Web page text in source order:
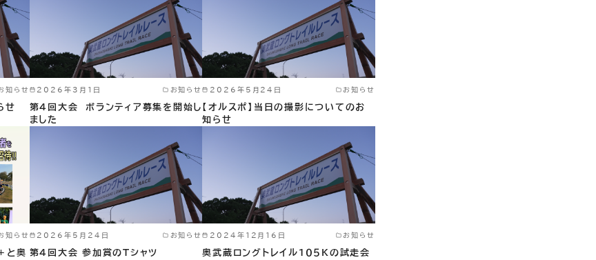
知らせ
せ
2026年3月1日 お知らせ
第４回大会 ボランティア募集を開始し
ました
2026年5月24日 お知らせ
【オルスポ】当日の撮影についてのお
知らせ
知らせ
と奥
2026年5月24日 お知らせ
第４回大会 参加賞のTシャツ
2024年12月16日 お知らせ
奥武蔵ロングトレイル１０５Kの試走会